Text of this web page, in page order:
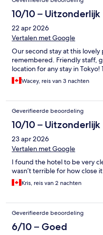
10/10 – Uitzonderlijk
22 apr 2026
Vertalen met Google
Our second stay at this lovely
remembered. Friendly staff,
location for any stay in
Wacey, reis van 3 nachten
Geverifieerde beoordeling
10/10 – Uitzonderlijk
23 apr 2026
Vertalen met Google
I found the hotel to be very
wasn’t terrible for how close
Kris, reis van 2 nachten
Geverifieerde beoordeling
6/10 – Goed